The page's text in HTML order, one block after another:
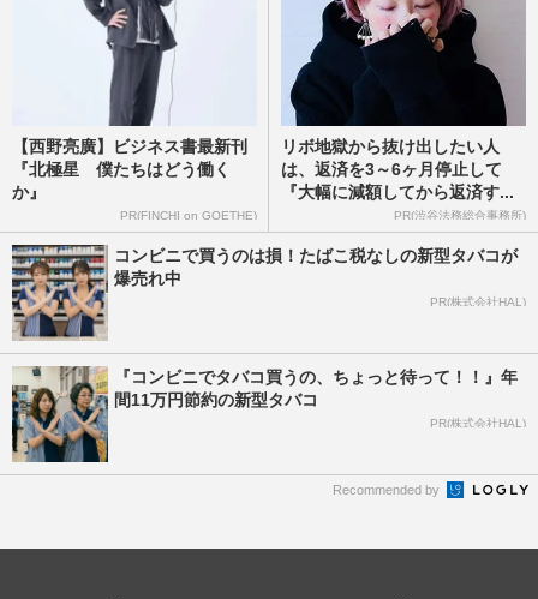
【西野亮廣】ビジネス書最新刊
『北極星 僕たちはどう働く
か』
PR(FINCHI on GOETHE)
リボ地獄から抜け出したい人
は、返済を3～6ヶ月停止して
『大幅に減額してから返済す...
PR(渋谷法務総合事務所)
コンビニで買うのは損！たばこ税なしの新型タバコが
爆売れ中
PR(株式会社HAL)
『コンビニでタバコ買うの、ちょっと待って！！』年
間11万円節約の新型タバコ
PR(株式会社HAL)
Recommended by